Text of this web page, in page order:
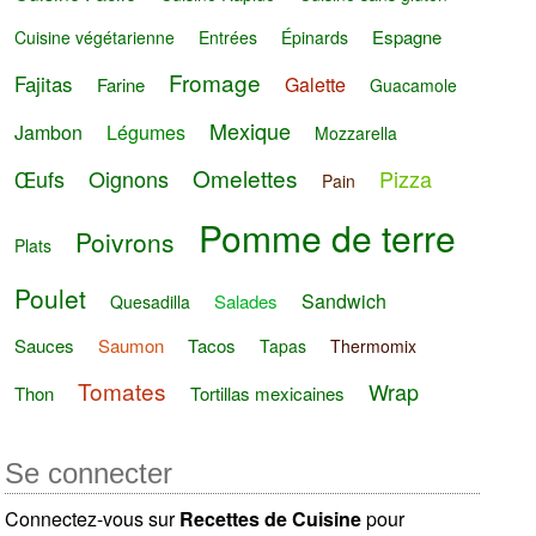
Cuisine végétarienne
Entrées Épinards Espagne
Fajitas Farine Fromage Galette Guacamole
Jambon Légumes Mexique Mozzarella
Œufs Oignons Omelettes Pain Pizza
Plats Poivrons Pomme de terre
Poulet Quesadilla Salades Sandwich
Sauces Saumon Tacos Tapas Thermomix
Thon Tomates Tortillas mexicaines Wrap
Se connecter
Connectez-vous surRecettes de Cuisinepour